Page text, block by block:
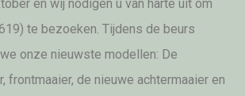
en wij nodigen u van harte uit om
te bezoeken. Tijdens de beurs
onze nieuwste modellen: De
frontmaaier, de nieuwe achtermaaier en